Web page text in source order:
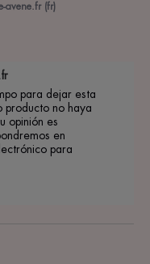
avene.fr (fr)
para dejar esta
producto no haya
opinión es
en
para